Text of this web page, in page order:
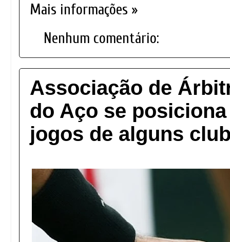
Mais informações »
Nenhum comentário:
Associação de
do Aço se
jogos de alguns